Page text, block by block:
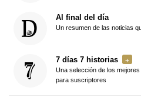
Al final del día
Un resumen de las noticias
7 días 7 historias
Una selección de los
para suscriptores